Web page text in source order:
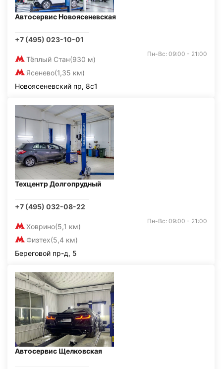
Автосервис Новоясеневская
+7 (495) 023-10-01
Тёплый Стан(930 м)
Ясенево(1,35 км)
Пн-Вс: 09:00 - 21:00
Новоясеневский пр, 8с1
Техцентр Долгопрудный
+7 (495) 032-08-22
Ховрино(5,1 км)
Физтех(5,4 км)
Пн-Вс: 09:00 - 21:00
Береговой пр-д, 5
Автосервис Щелковская